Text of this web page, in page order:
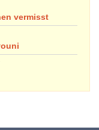
vermisst